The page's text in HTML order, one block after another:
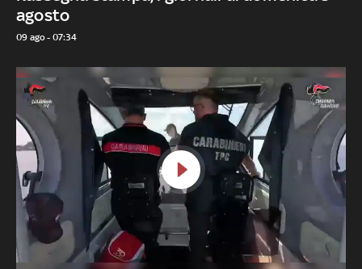
agosto
09 ago - 07:34